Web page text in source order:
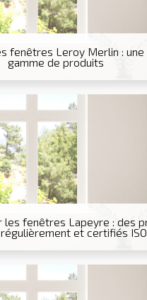
fenêtres Leroy Merlin : une
gamme de produits
les fenêtres Lapeyre : des
et certifiés ISO